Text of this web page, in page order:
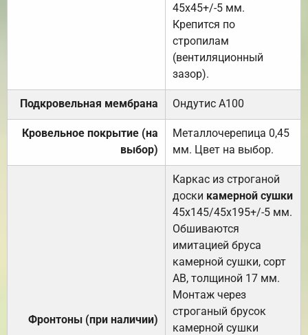
45х45+/-5 мм.
Крепится по
стропилам
(вентиляционный
зазор).
Подкровельная мембрана Ондутис А100
Кровельное покрытие (на
выбор)
Металлочерепица 0,45
мм. Цвет на выбор.
Фронтоны (при наличии)
Каркас из строганой
доски камерной сушки
45х145/45х195+/-5 мм.
Обшиваются
имитацией бруса
камерной сушки, сорт
АВ, толщиной 17 мм.
Монтаж через
строганый брусок
камерной сушки